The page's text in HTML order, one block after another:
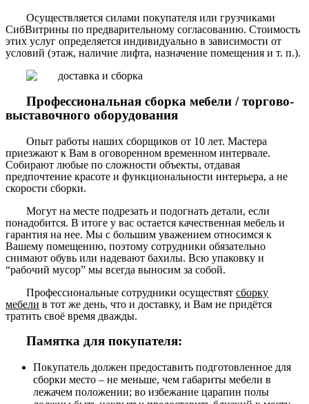
Осуществляется силами покупателя или грузчиками
СибВитрины по предварительному согласованию. Стоимость
этих услуг определяется индивидуально в зависимости от
условий (этаж, наличие лифта, назначение помещения и т. п.).
Профессиональная сборка мебели / торгово-
выставочного оборудования
Опыт работы наших сборщиков от 10 лет. Мастера
приезжают к Вам в оговоренном временном интервале.
Собирают любые по сложности объекты, отдавая
предпочтение красоте и функциональности интерьера, а не
скорости сборки.
Могут на месте подрезать и подогнать детали, если
понадобится. В итоге у вас остается качественная мебель и
гарантия на нее. Мы с большим уважением относимся к
Вашему помещению, поэтому сотрудники обязательно
снимают обувь или надевают бахилы. Всю упаковку и
“рабочий мусор” мы всегда выносим за собой.
Профессиональные сотрудники осуществят сборку
мебели в тот же день, что и доставку, и Вам не придётся
тратить своё время дважды.
Памятка для покупателя:
Покупатель должен предоставить подготовленное для
сборки место – не меньше, чем габариты мебели в
лежачем положении; во избежание царапин полы